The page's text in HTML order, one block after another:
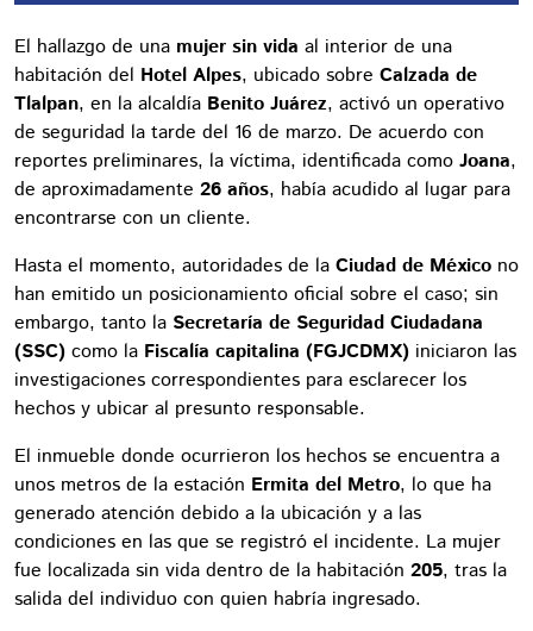
El hallazgo de una mujer sin vida al interior de una
habitación del Hotel Alpes, ubicado sobre Calzada de
Tlalpan, en la alcaldía Benito Juárez, activó un operativo
de seguridad la tarde del 16 de marzo. De acuerdo con
reportes preliminares, la víctima, identificada como Joana,
de aproximadamente 26 años, había acudido al lugar para
encontrarse con un cliente.
Hasta el momento, autoridades de la Ciudad de México no
han emitido un posicionamiento oficial sobre el caso; sin
embargo, tanto la Secretaría de Seguridad Ciudadana
(SSC) como la Fiscalía capitalina (FGJCDMX) iniciaron las
investigaciones correspondientes para esclarecer los
hechos y ubicar al presunto responsable.
El inmueble donde ocurrieron los hechos se encuentra a
unos metros de la estación Ermita del Metro, lo que ha
generado atención debido a la ubicación y a las
condiciones en las que se registró el incidente. La mujer
fue localizada sin vida dentro de la habitación 205, tras la
salida del individuo con quien habría ingresado.